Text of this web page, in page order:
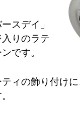
スデイ」
りのラテ
です。
ィの飾り付け